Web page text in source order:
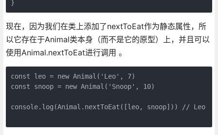
现在，因为我们在类上添加了nextToEat作为静态属性，所
以它存在于Animal类本身（而不是它的原型）上，并且可以
使用Animal.nextToEat进行调用 。
const leo = new Animal('Leo', 7)
const snoop = new Animal('Snoop', 10)
console.log(Animal.nextToEat([leo, snoop])) // Leo